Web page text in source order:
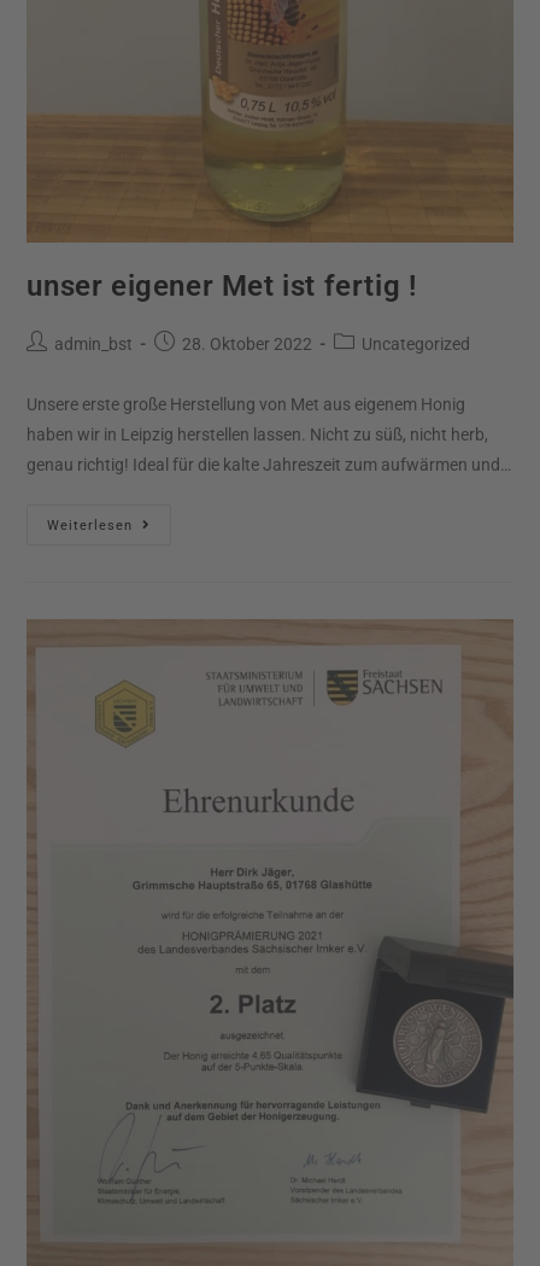
unser eigener Met ist fertig !
admin_bst 28. Oktober 2022 Uncategorized
Unsere erste große Herstellung von Met aus eigenem Honig
haben wir in Leipzig herstellen lassen. Nicht zu süß, nicht herb,
genau richtig! Ideal für die kalte Jahreszeit zum aufwärmen und…
Weiterlesen